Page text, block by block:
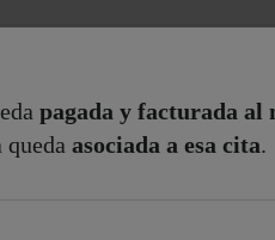
pagada y facturada al
asociada a esa cita.